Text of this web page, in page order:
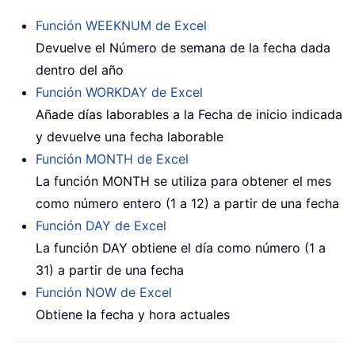
Función WEEKNUM de Excel
Devuelve el Número de semana de la fecha dada
dentro del año
Función WORKDAY de Excel
Añade días laborables a la Fecha de inicio indicada
y devuelve una fecha laborable
Función MONTH de Excel
La función MONTH se utiliza para obtener el mes
como número entero (1 a 12) a partir de una fecha
Función DAY de Excel
La función DAY obtiene el día como número (1 a
31) a partir de una fecha
Función NOW de Excel
Obtiene la fecha y hora actuales